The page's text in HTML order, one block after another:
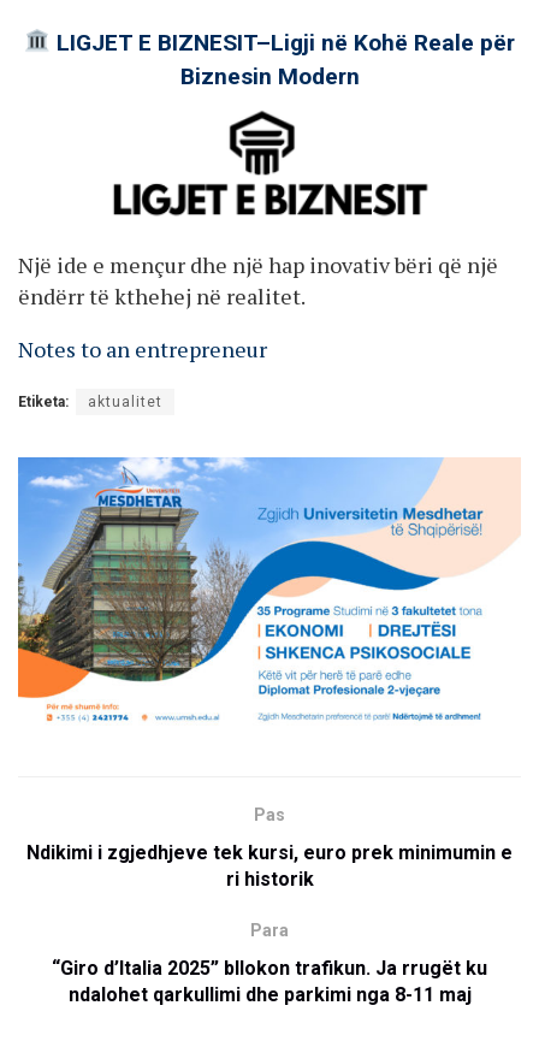
LIGJET E BIZNESIT–Ligji në Kohë Reale për
Biznesin Modern
Një ide e mençur dhe një hap inovativ bëri që një
ëndërr të kthehej në realitet.
Notes to an entrepreneur
Etiketa: aktualitet
Pas
Ndikimi i zgjedhjeve tek kursi, euro prek minimumin e
ri historik
Para
“Giro d’Italia 2025” bllokon trafikun. Ja rrugët ku
ndalohet qarkullimi dhe parkimi nga 8-11 maj